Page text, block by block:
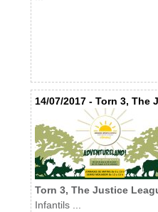
14/07/2017 - Torn 3, The
Torn 3, The Justice
Infantils ...